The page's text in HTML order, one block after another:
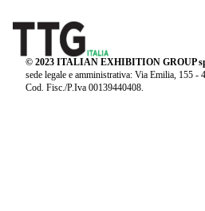
© 2023 ITALIAN EXHIBITION GROUP
sede legale e amministrativa: Via Emilia, 155 -
Cod. Fisc./P.Iva 00139440408.